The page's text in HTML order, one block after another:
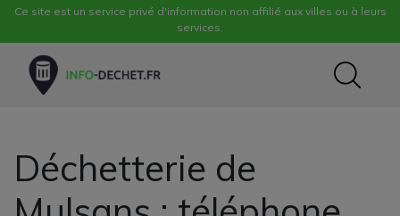
Ce site est un service privé d'information non affilié aux villes ou à leurs
services.
Déchetterie de